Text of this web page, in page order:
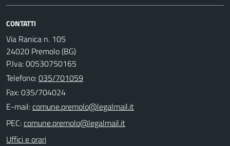
CONTATTI
Via Ranica n. 105
24020 Premolo (BG)
P.Iva: 00530750165
Telefono:035/701059
Fax: 035/704024
E-mail:
PEC:
Uffici e orari